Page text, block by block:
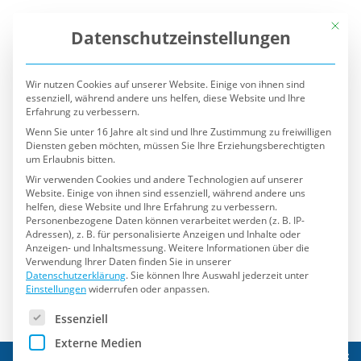
Mit
Datenschutzeinstellungen
Wir nutzen Cookies auf unserer Website. Einige von ihnen sind
essenziell, während andere uns helfen, diese Website und Ihre
Erfahrung zu verbessern.
Wenn Sie unter 16 Jahre alt sind und Ihre Zustimmung zu freiwilligen
Diensten geben möchten, müssen Sie Ihre Erziehungsberechtigten
um Erlaubnis bitten.
Wir verwenden Cookies und andere Technologien auf unserer
Website. Einige von ihnen sind essenziell, während andere uns
helfen, diese Website und Ihre Erfahrung zu verbessern.
Personenbezogene Daten können verarbeitet werden (z. B. IP-
Adressen), z. B. für personalisierte Anzeigen und Inhalte oder
Anzeigen- und Inhaltsmessung.Weitere Informationen über die
Verwendung Ihrer Daten finden Sie in unserer
Datenschutzerklärung.Sie können Ihre Auswahl jederzeit unter
Einstellungenwiderrufen oder anpassen.
Es folgt eine Liste der Service-Gruppen, für die eine
Essenziell
Externe Medien